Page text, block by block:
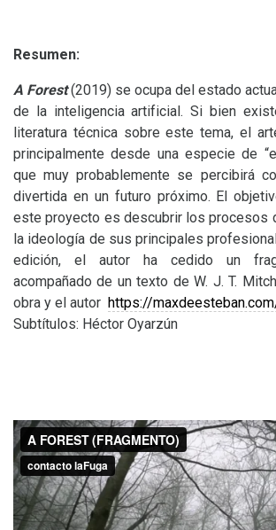
Resumen:
A Forest(2019) se ocupa del estado
de la inteligencia artificial. Si bien
literatura técnica sobre este tema, el
principalmente desde una especie de
que muy probablemente se percibirá
divertida en un futuro próximo. El
este proyecto es descubrir los procesos
la ideología de sus principales
edición, el autor ha cedido un
acompañado de un texto de W. J. T.
obra y el autor https://
Subtítulos: Héctor Oyarzún
A FOREST (FRAGMENTO)fromcontacto